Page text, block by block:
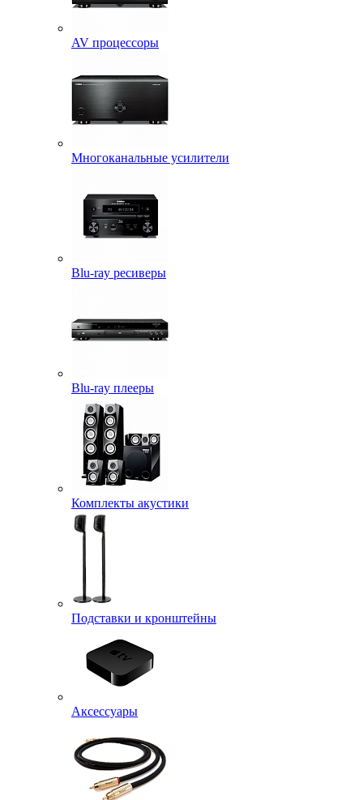
AV процессоры
Многоканальные усилители
Blu-ray ресиверы
Blu-ray плееры
Комплекты акустики
Подставки и кронштейны
Аксессуары